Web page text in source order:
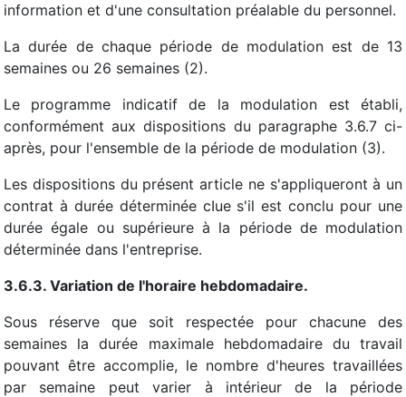
information et d'une consultation préalable du personnel.
La durée de chaque période de modulation est de 13
semaines ou 26 semaines (2).
Le programme indicatif de la modulation est établi,
conformément aux dispositions du paragraphe 3.6.7 ci-
après, pour l'ensemble de la période de modulation (3).
Les dispositions du présent article ne s'appliqueront à un
contrat à durée déterminée cIue s'il est conclu pour une
durée égale ou supérieure à la période de modulation
déterminée dans l'entreprise.
3.6.3. Variation de l'horaire hebdomadaire.
Sous réserve que soit respectée pour chacune des
semaines la durée maximale hebdomadaire du travail
pouvant être accomplie, le nombre d'heures travaillées
par semaine peut varier à intérieur de la période